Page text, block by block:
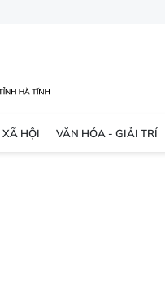
XÃ HỘI VĂN HÓA - GIẢI TRÍ